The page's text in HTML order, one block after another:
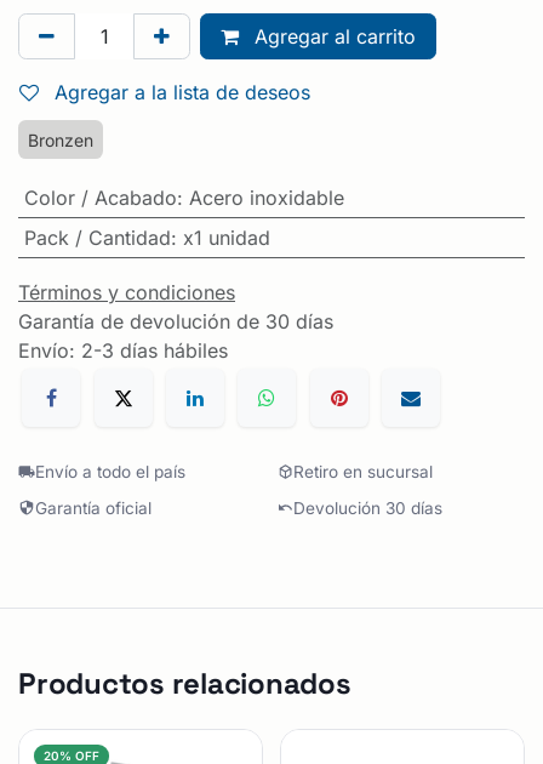
Agregar al carrito
Agregar a la lista de deseos
Bronzen
Color / Acabado: Acero inoxidable
Pack / Cantidad: x1 unidad
Términos y condiciones
Garantía de devolución de 30 días
Envío: 2-3 días hábiles
Envío a todo el país
Retiro en sucursal
Garantía oficial
Devolución 30 días
Productos relacionados
20% OFF